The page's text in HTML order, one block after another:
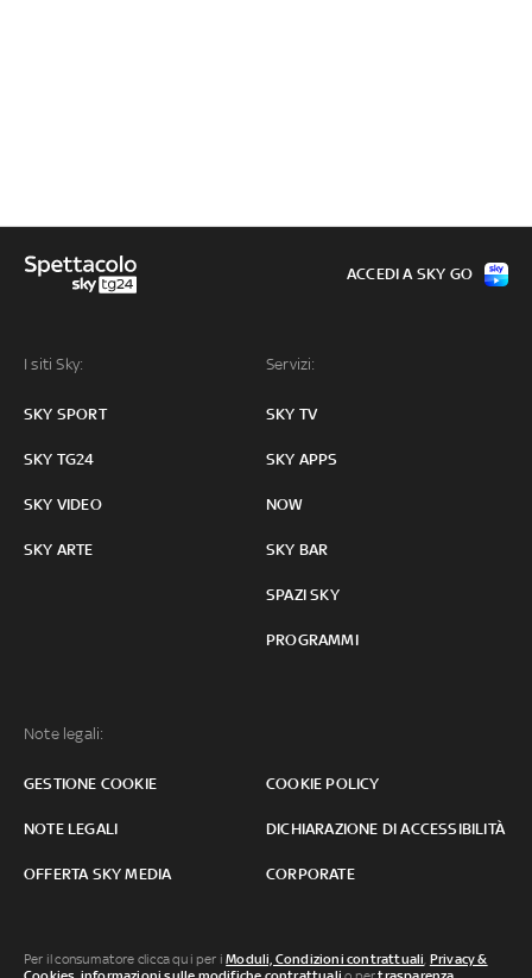
I siti Sky:
SKY SPORT
SKY TG24
SKY VIDEO
SKY ARTE
Servizi:
SKY TV
SKY APPS
NOW
SKY BAR
SPAZI SKY
PROGRAMMI
Note legali:
GESTIONE COOKIE COOKIE POLICY
NOTE LEGALI DICHIARAZIONE DI ACCESSIBILITÀ
OFFERTA SKY MEDIA CORPORATE
ACCEDI A SKY GO
Per il consumatore clicca qui per iModuli, Condizioni contrattuali, Privacy &